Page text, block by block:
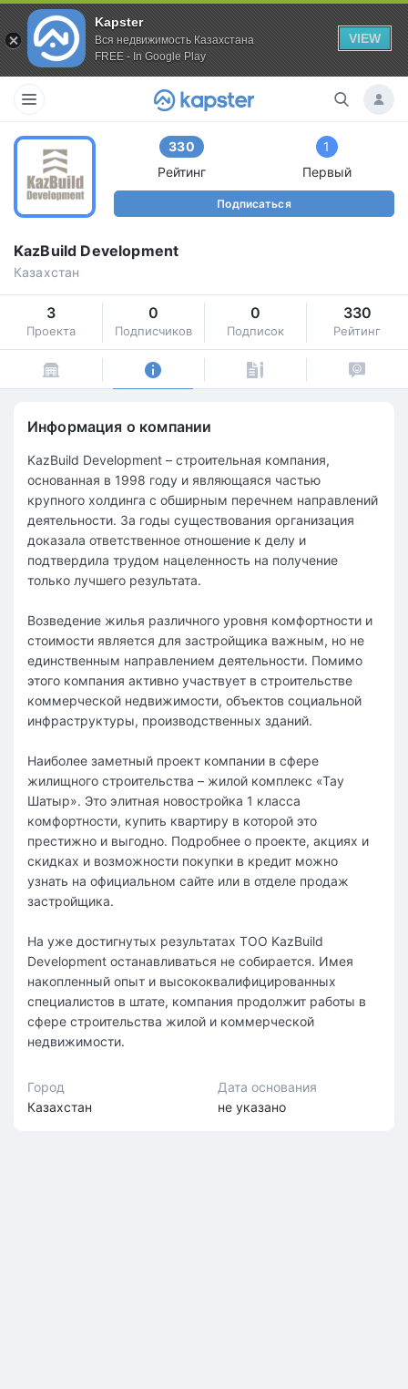
Kapster
Вся недвижимость Казахстана
FREE - In Google Play
VIEW
330
Рейтинг
1
Первый
Подписаться
KazBuild Development
Казахстан
3
Проекта
0
Подписчиков
0
Подписок
330
Рейтинг
Информация о компании
KazBuild Development – строительная компания,
основанная в 1998 году и являющаяся частью
крупного холдинга с обширным перечнем направлений
деятельности. За годы существования организация
доказала ответственное отношение к делу и
подтвердила трудом нацеленность на получение
только лучшего результата.
Возведение жилья различного уровня комфортности и
стоимости является для застройщика важным, но не
единственным направлением деятельности. Помимо
этого компания активно участвует в строительстве
коммерческой недвижимости, объектов социальной
инфраструктуры, производственных зданий.
Наиболее заметный проект компании в сфере
жилищного строительства – жилой комплекс «Тау
Шатыр». Это элитная новостройка 1 класса
комфортности, купить квартиру в которой это
престижно и выгодно. Подробнее о проекте, акциях и
скидках и возможности покупки в кредит можно
узнать на официальном сайте или в отделе продаж
застройщика.
На уже достигнутых результатах ТОО KazBuild
Development останавливаться не собирается. Имея
накопленный опыт и высококвалифицированных
специалистов в штате, компания продолжит работы в
сфере строительства жилой и коммерческой
недвижимости.
Город
Казахстан
Дата основания
не указано